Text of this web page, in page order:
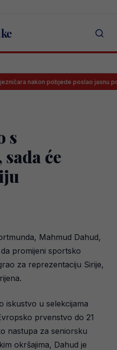
pobjede poslao jasnu poruku
s
će
Mahmud Dahud,
promijeni sportsko
za reprezentaciju Sirije,
iskustvo u selekcijama
prvenstvo do 21
nastupa za seniorsku
okršajima, Dahud je